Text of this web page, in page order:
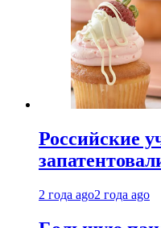
Российские
2 года ago2 года ago